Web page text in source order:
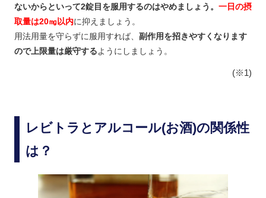
ないからといって2錠目を服用するのはやめましょう。 一日の摂
取量は20㎎以内に抑えましょう。
用法用量を守らずに服用すれば、 副作用を招きやすくなります
ので上限量は厳守するようにしましょう。
(※1)
レビトラとアルコール(お酒)の関係性
は？